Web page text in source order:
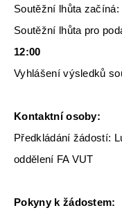
Soutěžní lhůta začíná:
Soutěžní lhůta pro
12:00
Vyhlášení výsledků
Kontaktní osoby:
Předkládání žádostí:
oddělení FA VUT
Pokyny k žádostem: